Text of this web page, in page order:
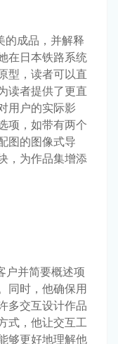
的成品，并解释
在日本铁路系统
型，读者可以直
读者提供了更直
用户的实际影
项，如带有两个
图的图像式导
，为作品集增添
户并简要概述项
同时，他确保用
多交互设计作品
式，他让交互工
够更好地理解他